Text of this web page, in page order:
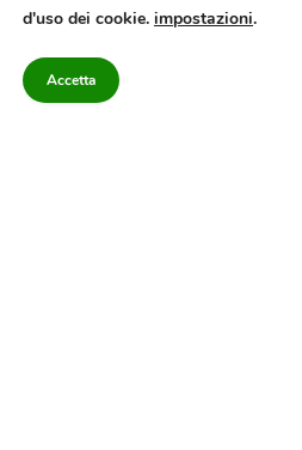
10/9/2012. Iscritto nel Registro Operatori di
Avellino – Cap.Soc. 20.000 € – REA 187346 –
d'uso dei cookie. impostazioni.
Accetta